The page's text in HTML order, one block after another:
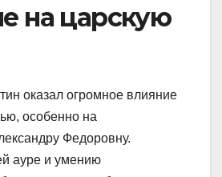
на царскую
оказал огромное влияние
особенно на
Федоровну.
ауре и умению